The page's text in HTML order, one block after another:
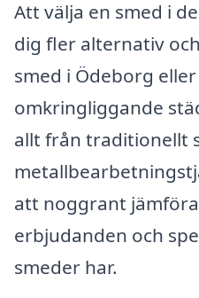
Att välja en smed i
dig fler alternativ
smed i Ödeborg
omkringliggande
allt från traditionellt
att noggrant
erbjudanden och
smeder har.